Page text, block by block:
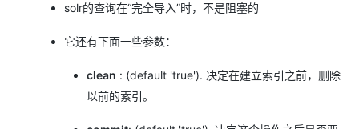
solr的查询在“完全导入”时，不是阻塞的
它还有下面一些参数：
clean : (default 'true'). 决定在建立索引之前，删除
以前的索引。